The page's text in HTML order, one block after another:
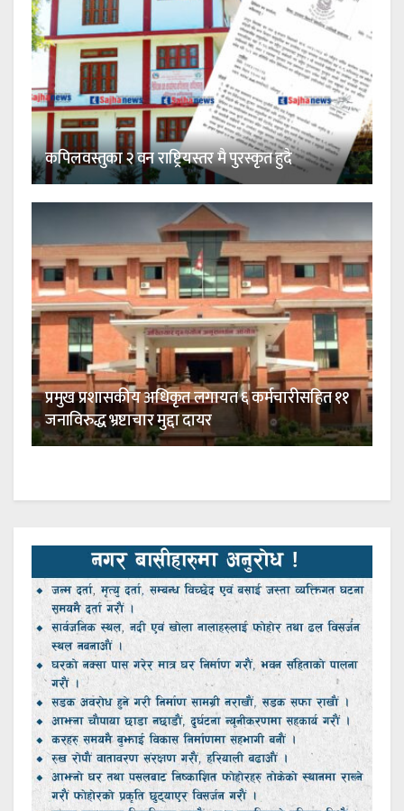
कपिलवस्तुका २ वन राष्ट्रियस्तर मै पुरस्कृत हुदै
प्रमुख प्रशासकीय अधिकृत लगायत ६ कर्मचारीसहित ११
जनाविरुद्ध भ्रष्टाचार मुद्दा दायर